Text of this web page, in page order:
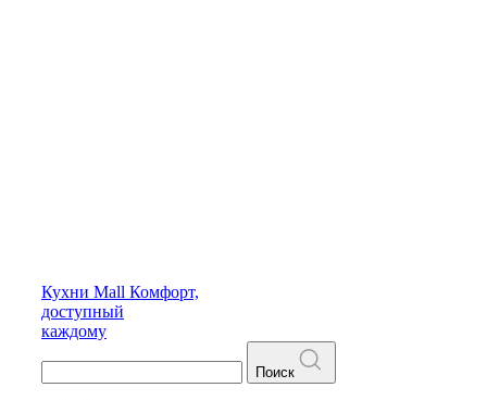
Кухни Mall Комфорт,
доступный
каждому
Поиск